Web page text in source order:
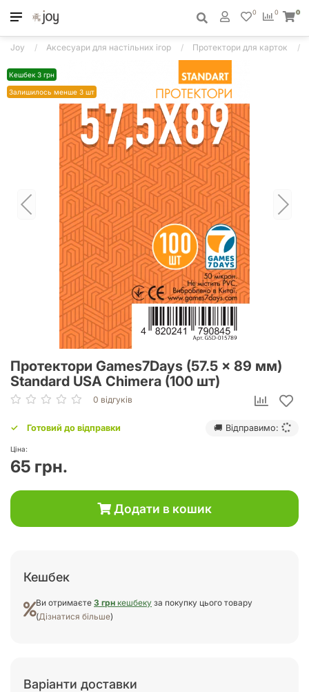
0
0 0
Joy Аксесуари для настільних ігор Протектори для карток
Кешбек 3 грн
Залишилось менше 3 шт
Протектори Games7Days (57.5 x 89 мм)
Standard USA Chimera (100 шт)
0 відгуків
Готовий до відправки 🚚 Відправимо:
Ціна:
65 грн.
Додати в кошик
Кешбек
Ви отримаєте 3 грн кешбеку за покупку цього товару
(Дізнатися більше)
Варіанти доставки